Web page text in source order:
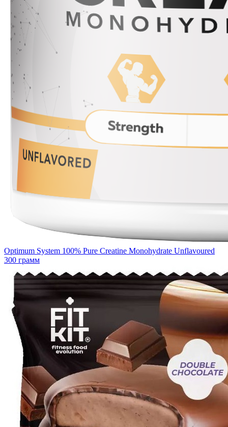
Optimum System 100% Pure Creatine Monohydrate Unflavoured
300 грамм